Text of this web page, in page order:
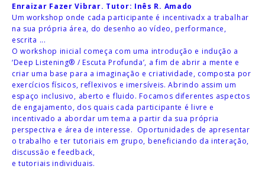
Enraizar Fazer Vibrar. Tutor: Inês R. Amado
Um workshop onde cada participante é incentivadx a trabalhar
na sua própria área, do desenho ao vídeo, performance,
escrita ...
O workshop inicial começa com uma introdução e indução a
‘Deep Listening® / Escuta Profunda’, a fim de abrir a mente e
criar uma base para a imaginação e criatividade, composta por
exercícios físicos, reflexivos e imersíveis. Abrindo assim um
espaço inclusivo, aberto e fluido. Focamos diferentes aspectos
de engajamento, dos quais cada participante é livre e
incentivado a abordar um tema a partir da sua própria
perspectiva e área de interesse. Oportunidades de apresentar
o trabalho e ter tutoriais em grupo, beneficiando da interação,
discussão e feedback,
e tutoriais individuais.